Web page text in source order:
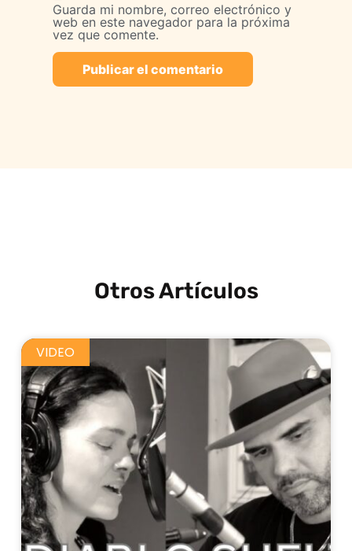
Guarda mi nombre, correo electrónico y
web en este navegador para la próxima
vez que comente.
Otros Artículos
VIDEO